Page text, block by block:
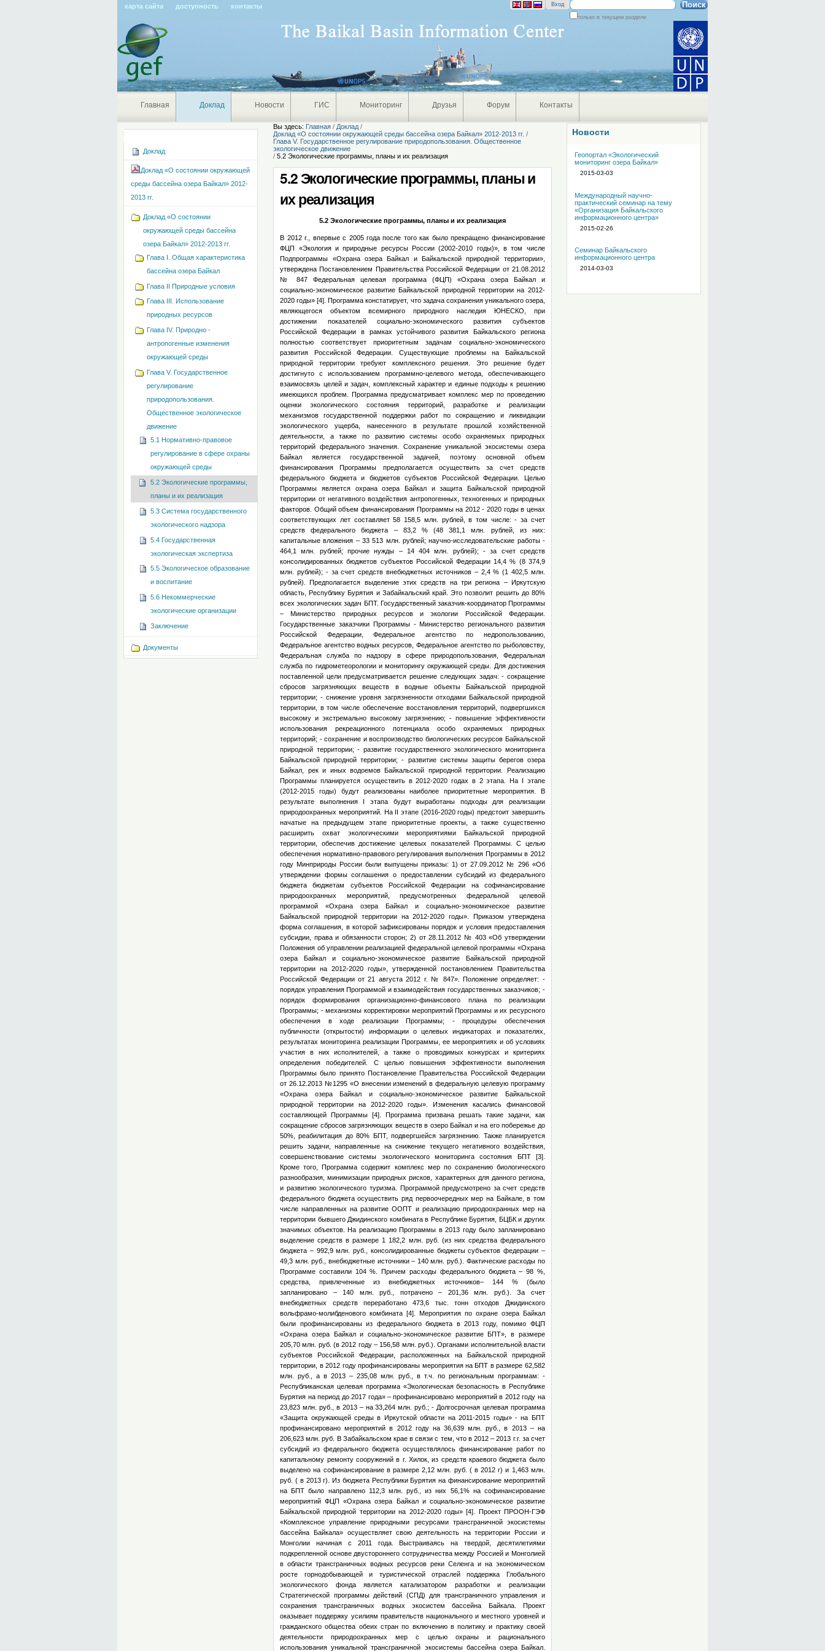
карта сайта доступность контакты
Поиск
только в текущем разделе
Вход
Главная Доклад Новости ГИС Мониторинг Друзья Форум Контакты
Вы здесь: Главная / Доклад /
Доклад «О состоянии окружающей среды бассейна озера Байкал» 2012-2013 гг. /
Глава V. Государственное регулирование природопользования. Общественное
экологическое движение
/5.2 Экологические программы, планы и их реализация
5.2 Экологические программы, планы и
их реализация
5.2 Экологические программы, планы и их реализация
В 2012 г., впервые с 2005 года после того как было прекращено финансирование ФЦП «Экология и природные ресурсы России (2002-2010 годы)», в том числе Подпрограммы «Охрана озера Байкал и Байкальской природной территории», утверждена Постановлением Правительства Российской Федерации от 21.08.2012 № 847 Федеральная целевая программа (ФЦП) «Охрана озера Байкал и социально-экономическое развитие Байкальской природной территории на 2012-2020 годы» [4]. Программа констатирует, что задача сохранения уникального озера, являющегося объектом всемирного природного наследия ЮНЕСКО, при достижении показателей социально-экономического развития субъектов Российской Федерации в рамках устойчивого развития Байкальского региона полностью соответствует приоритетным задачам социально-экономического развития Российской Федерации. Существующие проблемы на Байкальской природной территории требуют комплексного решения. Это решение будет достигнуто с использованием программно-целевого метода, обеспечивающего взаимосвязь целей и задач, комплексный характер и единые подходы к решению имеющихся проблем. Программа предусматривает комплекс мер по проведению оценки экологического состояния территорий, разработке и реализации механизмов государственной поддержки работ по сокращению и ликвидации экологического ущерба, нанесенного в результате прошлой хозяйственной деятельности, а также по развитию системы особо охраняемых природных территорий федерального значения. Сохранение уникальной экосистемы озера Байкал является государственной задачей, поэтому основной объем финансирования Программы предполагается осуществить за счет средств федерального бюджета и бюджетов субъектов Российской Федерации. Целью Программы является охрана озера Байкал и защита Байкальской природной территории от негативного воздействия антропогенных, техногенных и природных факторов. Общий объем финансирования Программы на 2012 - 2020 годы в ценах соответствующих лет составляет 58 158,5 млн. рублей, в том числе: - за счет средств федерального бюджета – 83,2 % (48 381,1 млн. рублей, из них: капитальные вложения – 33 513 млн. рублей; научно-исследовательские работы - 464,1 млн. рублей; прочие нужды – 14 404 млн. рублей); - за счет средств консолидированных бюджетов субъектов Российской Федерации 14,4 % (8 374,9 млн. рублей); - за счет средств внебюджетных источников – 2,4 % (1 402,5 млн. рублей). Предполагается выделение этих средств на три региона – Иркутскую область, Республику Бурятия и Забайкальский край. Это позволит решить до 80% всех экологических задач БПТ. Государственный заказчик-координатор Программы – Министерство природных ресурсов и экологии Российской Федерации. Государственные заказчики Программы - Министерство регионального развития Российской Федерации, Федеральное агентство по недропользованию, Федеральное агентство водных ресурсов, Федеральное агентство по рыболовству, Федеральная служба по надзору в сфере природопользования, Федеральная служба по гидрометеорологии и мониторингу окружающей среды. Для достижения поставленной цели предусматривается решение следующих задач: - сокращение сбросов загрязняющих веществ в водные объекты Байкальской природной территории; - снижение уровня загрязненности отходами Байкальской природной территории, в том числе обеспечение восстановления территорий, подвергшихся высокому и экстремально высокому загрязнению; - повышение эффективности использования рекреационного потенциала особо охраняемых природных территорий; - сохранение и воспроизводство биологических ресурсов Байкальской природной территории; - развитие государственного экологического мониторинга Байкальской природной территории; - развитие системы защиты берегов озера Байкал, рек и иных водоемов Байкальской природной территории. Реализацию Программы планируется осуществить в 2012-2020 годах в 2 этапа. На I этапе (2012-2015 годы) будут реализованы наиболее приоритетные мероприятия. В результате выполнения I этапа будут выработаны подходы для реализации природоохранных мероприятий. На II этапе (2016-2020 годы) предстоит завершить начатые на предыдущем этапе приоритетные проекты, а также существенно расширить охват экологическими мероприятиями Байкальской природной территории, обеспечив достижение целевых показателей Программы. С целью обеспечения нормативно-правового регулирования выполнения Программы в 2012 году Минприроды России были выпущены приказы: 1) от 27.09.2012 № 296 «Об утверждении формы соглашения о предоставлении субсидий из федерального бюджета бюджетам субъектов Российской Федерации на софинансирование природоохранных мероприятий, предусмотренных федеральной целевой программой «Охрана озера Байкал и социально-экономическое развитие Байкальской природной территории на 2012-2020 годы». Приказом утверждена форма соглашения, в которой зафиксированы порядок и условия предоставления субсидии, права и обязанности сторон; 2) от 28.11.2012 № 403 «Об утверждении Положения об управлении реализацией федеральной целевой программы «Охрана озера Байкал и социально-экономическое развитие Байкальской природной территории на 2012-2020 годы», утвержденной постановлением Правительства Российской Федерации от 21 августа 2012 г. № 847». Положение определяет: - порядок управления Программой и взаимодействия государственных заказчиков; - порядок формирования организационно-финансового плана по реализации Программы; - механизмы корректировки мероприятий Программы и их ресурсного обеспечения в ходе реализации Программы; - процедуры обеспечения публичности (открытости) информации о целевых индикаторах и показателях, результатах мониторинга реализации Программы, ее мероприятиях и об условиях участия в них исполнителей, а также о проводимых конкурсах и критериях определения победителей. С целью повышения эффективности выполнения Программы было принято Постановление Правительства Российской Федерации от 26.12.2013 №1295 «О внесении изменений в федеральную целевую программу «Охрана озера Байкал и социально-экономическое развитие Байкальской природной территории на 2012-2020 годы». Изменения касались финансовой составляющей Программы [4]. Программа призвана решать такие задачи, как сокращение сбросов загрязняющих веществ в озеро Байкал и на его побережье до 50%, реабилитация до 80% БПТ, подвергшейся загрязнению. Также планируется решить задачи, направленные на снижение текущего негативного воздействия, совершенствование системы экологического мониторинга состояния БПТ [3]. Кроме того, Программа содержит комплекс мер по сохранению биологического разнообразия, минимизации природных рисков, характерных для данного региона, и развитию экологического туризма. Программой предусмотрено за счет средств федерального бюджета осуществить ряд первоочередных мер на Байкале, в том числе направленных на развитие ООПТ и реализацию природоохранных мер на территории бывшего Джидинского комбината в Республике Бурятия, БЦБК и других значимых объектов. На реализацию Программы в 2013 году было запланировано выделение средств в размере 1 182,2 млн. руб. (из них средства федерального бюджета – 992,9 млн. руб., консолидированные бюджеты субъектов федерации – 49,3 млн. руб., внебюджетные источники – 140 млн. руб.). Фактические расходы по Программе составили 104 %. Причем расходы федерального бюджета – 98 %, средства, привлеченные из внебюджетных источников– 144 % (было запланировано – 140 млн. руб., потрачено – 201,36 млн. руб.). За счет внебюджетных средств переработано 473,6 тыс. тонн отходов Джидинского вольфрамо-молибденового комбината [4]. Мероприятия по охране озера Байкал были профинансированы из федерального бюджета в 2013 году, помимо ФЦП «Охрана озера Байкал и социально-экономическое развитие БПТ», в размере 205,70 млн. руб. (в 2012 году – 156,58 млн. руб.). Органами исполнительной власти субъектов Российской Федерации, расположенных на Байкальской природной территории, в 2012 году профинансированы мероприятия на БПТ в размере 62,582 млн. руб., а в 2013 – 235,08 млн. руб., в т.ч. по региональным программам: - Республиканская целевая программа «Экологическая безопасность в Республике Бурятия на период до 2017 года» – профинансировано мероприятий в 2012 году на 23,823 млн. руб., в 2013 – на 33,264 млн. руб.; - Долгосрочная целевая программа «Защита окружающей среды в Иркутской области на 2011-2015 годы» - на БПТ профинансировано мероприятий в 2012 году на 36,639 млн. руб., в 2013 – на 206,623 млн. руб. В Забайкальском крае в связи с тем, что в 2012 – 2013 г.г. за счет субсидий из федерального бюджета осуществлялось финансирование работ по капитальному ремонту сооружений в г. Хилок, из средств краевого бюджета было выделено на софинансирование в размере 2,12 млн. руб. ( в 2012 г) и 1,463 млн. руб. ( в 2013 г). Из бюджета Республики Бурятия на финансирование мероприятий на БПТ было направлено 112,3 млн. руб., из них 56,1% на софинансирование мероприятий ФЦП «Охрана озера Байкал и социально-экономическое развитие Байкальской природной территории на 2012-2020 годы» [4]. Проект ПРООН-ГЭФ «Комплексное управление природными ресурсами трансграничной экосистемы бассейна Байкала» осуществляет свою деятельность на территории России и Монголии начиная с 2011 года. Выстраиваясь на твердой, десятилетиями подкрепленной основе двустороннего сотрудничества между Россией и Монголией в области трансграничных водных ресурсов реки Селенга и на экономическом росте горнодобывающей и туристической отраслей поддержка Глобального экологического фонда является катализатором разработки и реализации Стратегической программы действий (СПД) для трансграничного управления и сохранения трансграничных водных экосистем бассейна Байкала. Проект оказывает поддержку усилиям правительств национального и местного уровней и гражданского общества обеих стран по включению в политику и практику своей деятельности природоохранных мер с целью охраны и рационального использования уникальной трансграничной экосистемы бассейна озера Байкал. Основная цель проекта – Возглавить комплексное управление природными ресурсами озера Хуб
Доклад
Доклад «О состоянии окружающей
среды бассейна озера Байкал» 2012-
2013 гг.
Доклад «О состоянии
окружающей среды бассейна
озера Байкал» 2012-2013 гг.
Глава I. Общая характеристика
бассейна озера Байкал
Глава II Природные условия
Глава III. Использование
природных ресурсов
Глава IV. Природно -
антропогенные изменения
окружающей среды
Глава V. Государственное
регулирование
природопользования.
Общественное экологическое
движение
5.1 Нормативно-правовое
регулирование в сфере охраны
окружающей среды
5.2 Экологические программы,
планы и их реализация
5.3 Система государственного
экологического надзора
5.4 Государственная
экологическая экспертиза
5.5 Экологическое образование
и воспитание
5.6 Некоммерческие
экологические организации
Заключение
Документы
Новости
Геопортал «Экологический
мониторинг озера Байкал»
2015-03-03
Международный научно-
практический семинар на тему
«Организация Байкальского
информационного центра»
2015-02-26
Семинар Байкальского
информационного центра
2014-03-03